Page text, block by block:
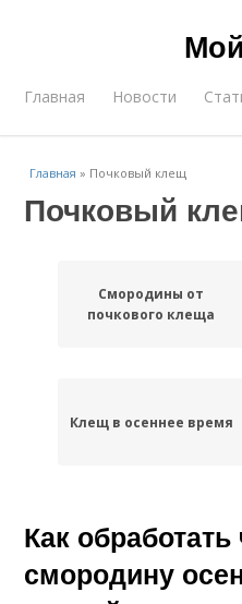
Главная Новости
Главная » Почковый клещ
Почковый
Смородины от
почкового клеща
Клещ в осеннее время
Смородиновые клещи
Как
смородину